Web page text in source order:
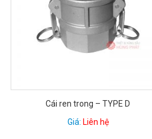
Đực nối ống – TYPE E
Giá: